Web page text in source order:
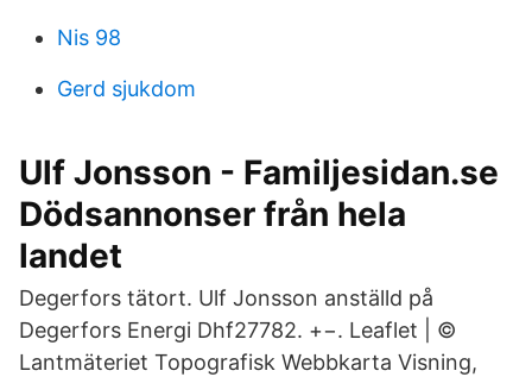
Nis 98
Gerd sjukdom
Ulf Jonsson - Familjesidan.se
Dödsannonser från hela
landet
Degerfors tätort. Ulf Jonsson anställd på
Degerfors Energi Dhf27782. +−. Leaflet | ©
Lantmäteriet Topografisk Webbkarta Visning,